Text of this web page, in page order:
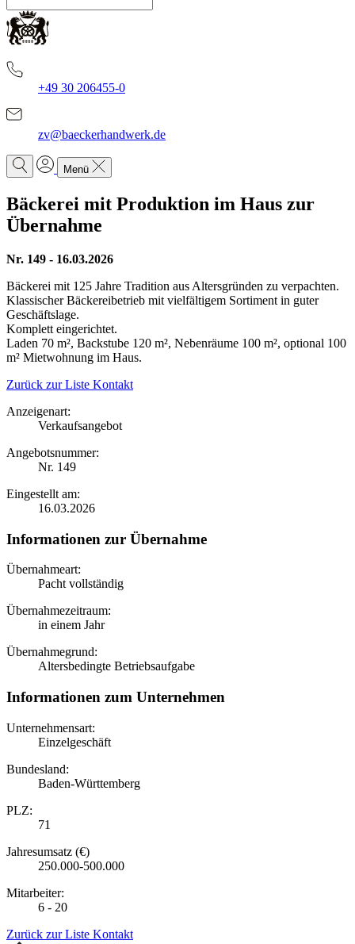
+49 30 206455-0
zv@baeckerhandwerk.de
Menü
Bäckerei mit Produktion im Haus zur
Übernahme
Nr. 149 - 16.03.2026
Bäckerei mit 125 Jahre Tradition aus Altersgründen zu verpachten.
Klassischer Bäckereibetrieb mit vielfältigem Sortiment in guter
Geschäftslage.
Komplett eingerichtet.
Laden 70 m², Backstube 120 m², Nebenräume 100 m², optional 100
m² Mietwohnung im Haus.
Zurück zur Liste Kontakt
Anzeigenart:
Verkaufsangebot
Angebotsnummer:
Nr. 149
Eingestellt am:
16.03.2026
Informationen zur Übernahme
Übernahmeart:
Pacht vollständig
Übernahmezeitraum:
in einem Jahr
Übernahmegrund:
Altersbedingte Betriebsaufgabe
Informationen zum Unternehmen
Unternehmensart:
Einzelgeschäft
Bundesland:
Baden-Württemberg
PLZ:
71
Jahresumsatz (€)
250.000-500.000
Mitarbeiter:
6 - 20
Zurück zur Liste Kontakt